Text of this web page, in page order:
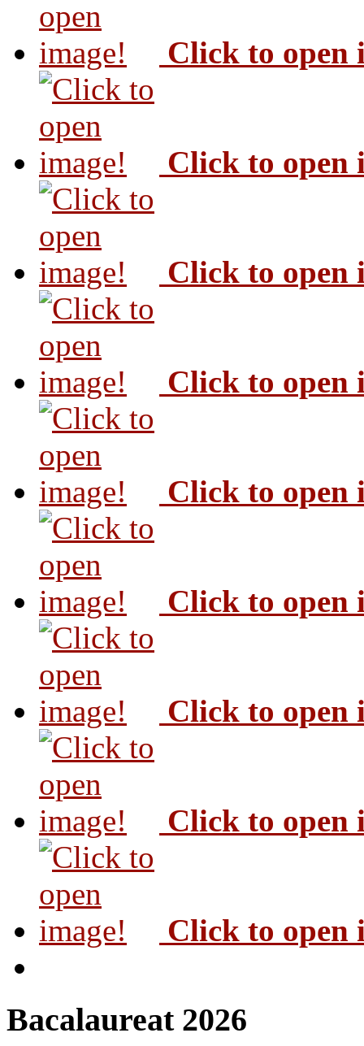
Click to open
Click to open
Click to open
Click to open
Click to open
Click to open
Click to open
Click to open
Click to open
Bacalaureat 2026